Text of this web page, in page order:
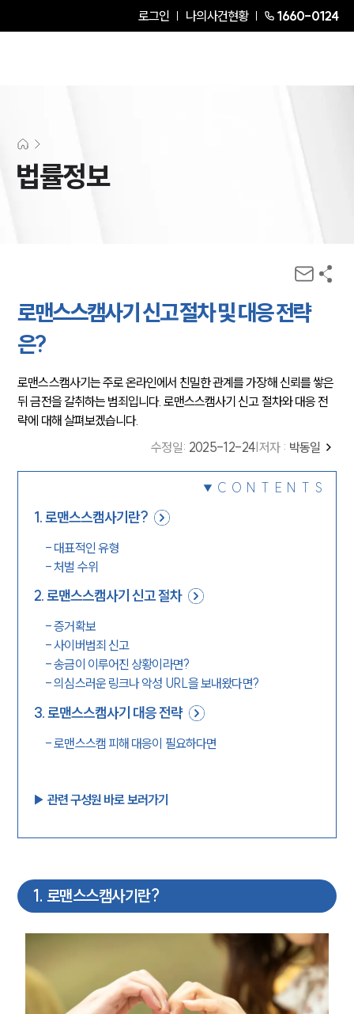
로그인 나의사건현황 1660-0124
법률정보
로맨스스캠사기 신고 절차 및 대응 전략
은?
로맨스스캠사기는 주로 온라인에서 친밀한 관계를 가장해 신뢰를 쌓은
뒤 금전을 갈취하는 범죄입니다. 로맨스스캠사기 신고 절차와 대응 전
략에 대해 살펴보겠습니다.
수정일: 2025-12-24 저자 : 박동일
CONTENTS
1.로맨스스캠사기란?
- 대표적인 유형
-처벌 수위
2.로맨스스캠사기 신고 절차
-증거확보
-사이버범죄 신고
-송금이 이루어진 상황이라면?
-의심스러운 링크나 악성 URL을 보내왔다면?
3.로맨스스캠사기 대응 전략
-로맨스스캠 피해 대응이 필요하다면
▶︎ 관련 구성원 바로 보러가기
1. 로맨스스캠사기란?